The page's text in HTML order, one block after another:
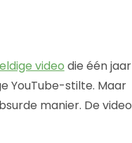
video die één jaar
YouTube-stilte. Maar
manier. De video